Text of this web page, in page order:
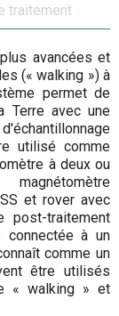
traitement
avancées et
(« walking ») à
permet de
Terre avec une
utilisé comme
à deux ou
et rover avec
post-traitement
connectée à un
comme un
être utilisés
« walking » et